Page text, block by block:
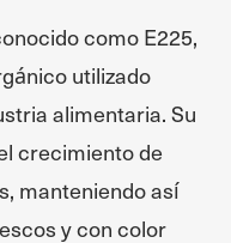
como E225,
utilizado
alimentaria. Su
crecimiento de
manteniendo así
y con color